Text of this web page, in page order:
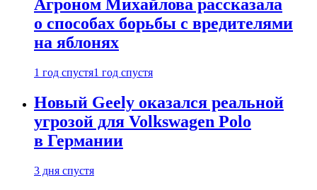
Агроном Михайлова рассказала
о способах борьбы с вредителями
на яблонях
1 год спустя1 год спустя
Новый Geely оказался реальной
угрозой для Volkswagen Polo
в Германии
3 дня спустя